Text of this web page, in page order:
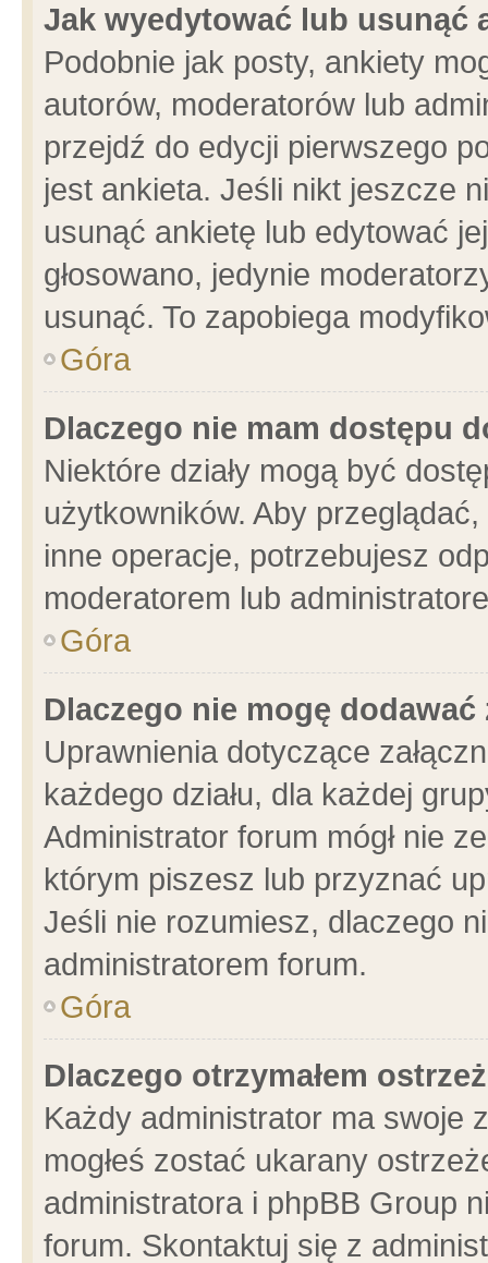
Jak wyedytować lub usunąć
Podobnie jak posty, ankiety
autorów, moderatorów lub
przejdź do edycji pierwszego
jest ankieta. Jeśli nikt jeszcze
usunąć ankietę lub edytować
głosowano, jedynie
usunąć. To zapobiega
Góra
Dlaczego nie mam dostępu
Niektóre działy mogą być
użytkowników. Aby
inne operacje, potrzebujesz
moderatorem lub
Góra
Dlaczego nie mogę dodawać
Uprawnienia dotyczące
każdego działu, dla każdej
Administrator forum mógł nie
którym piszesz lub przyznać
Jeśli nie rozumiesz, dlaczego
administratorem forum.
Góra
Dlaczego otrzymałem
Każdy administrator ma swoje
mogłeś zostać ukarany
administratora i phpBB Group
forum. Skontaktuj się z